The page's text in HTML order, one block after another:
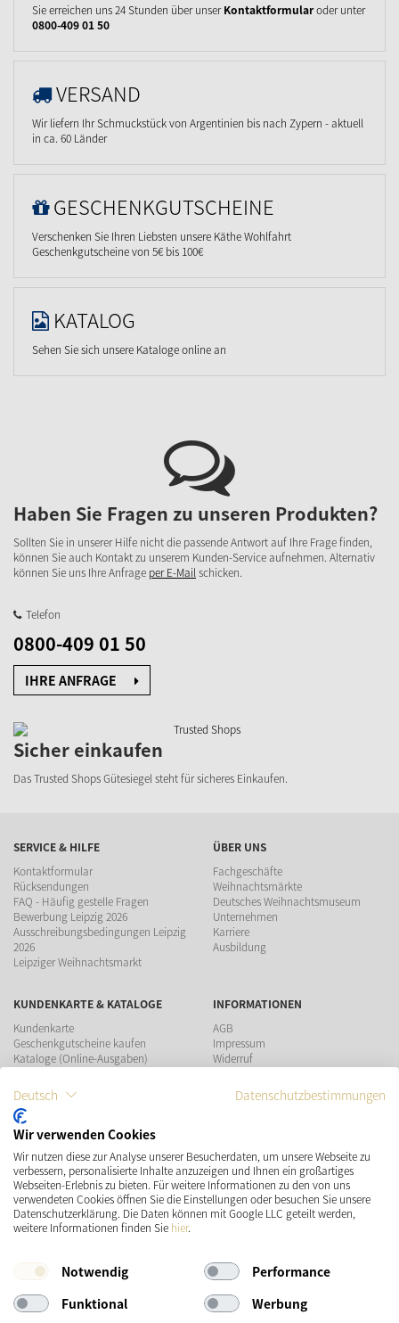
Sie erreichen uns 24 Stunden über unserKontaktformularoder unter
0800-409 01 50
VERSAND
Wir liefern Ihr Schmuckstück von Argentinien bis nach Zypern - aktuell
in ca. 60 Länder
GESCHENKGUTSCHEINE
Verschenken Sie Ihren Liebsten unsere Käthe Wohlfahrt
Geschenkgutscheine von 5€ bis 100€
KATALOG
Sehen Sie sich unsere Kataloge online an
Haben Sie Fragen zu unseren Produkten?
Sollten Sie in unserer Hilfe nicht die passende Antwort auf Ihre Frage finden,
können Sie auch Kontakt zu unserem Kunden-Service aufnehmen. Alternativ
können Sie uns Ihre Anfrage per E-Mailschicken.
Telefon
0800-409 01 50
IHRE ANFRAGE
Sicher einkaufen
Das Trusted Shops Gütesiegel steht für sicheres Einkaufen.
SERVICE & HILFE
Kontaktformular
Rücksendungen
FAQ - Häufig gestelle Fragen
Bewerbung Leipzig 2026
Ausschreibungsbedingungen Leipzig
2026
Leipziger Weihnachtsmarkt
ÜBER UNS
Fachgeschäfte
Weihnachtsmärkte
Deutsches Weihnachtsmuseum
Unternehmen
Karriere
Ausbildung
KUNDENKARTE & KATALOGE
Kundenkarte
Geschenkgutscheine kaufen
Kataloge (Online-Ausgaben)
INFORMATIONEN
AGB
Impressum
Widerruf
Teilnahmebedingungen Gewinnspiel
ZAHLUNGSMÖGLICHKEITEN
VERSAND SOCIAL MEDIA
Deutsch Datenschutzbestimmungen
Wir verwenden Cookies
Wir nutzen diese zur Analyse unserer Besucherdaten, um unsere Webseite zu
verbessern, personalisierte Inhalte anzuzeigen und Ihnen ein großartiges
Webseiten-Erlebnis zu bieten. Für weitere Informationen zu den von uns
verwendeten Cookies öffnen Sie die Einstellungen oder besuchen Sie unsere
Datenschutzerklärung. Die Daten können mit Google LLC geteilt werden,
weitere Informationen finden Sie hier.
Notwendig
Performance
Funktional
Werbung